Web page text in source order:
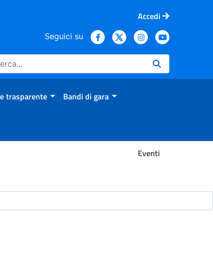
Accedi
Seguici su
trasparente Bandi di gara
Eventi